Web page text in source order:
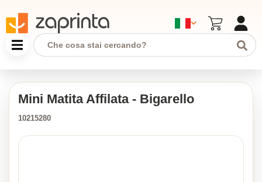
Mini Matita Affilata - Bigarello
10215280